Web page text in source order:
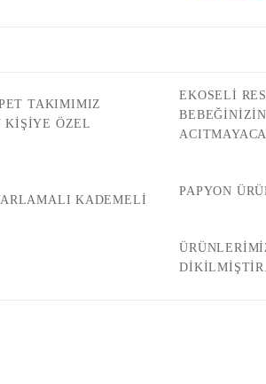
TAKIMIMIZ
KİŞİYE ÖZEL
KADEMELİ
EKOSELİ
PAPYON